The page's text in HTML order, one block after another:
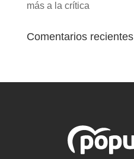
más a la crítica
Comentarios recientes